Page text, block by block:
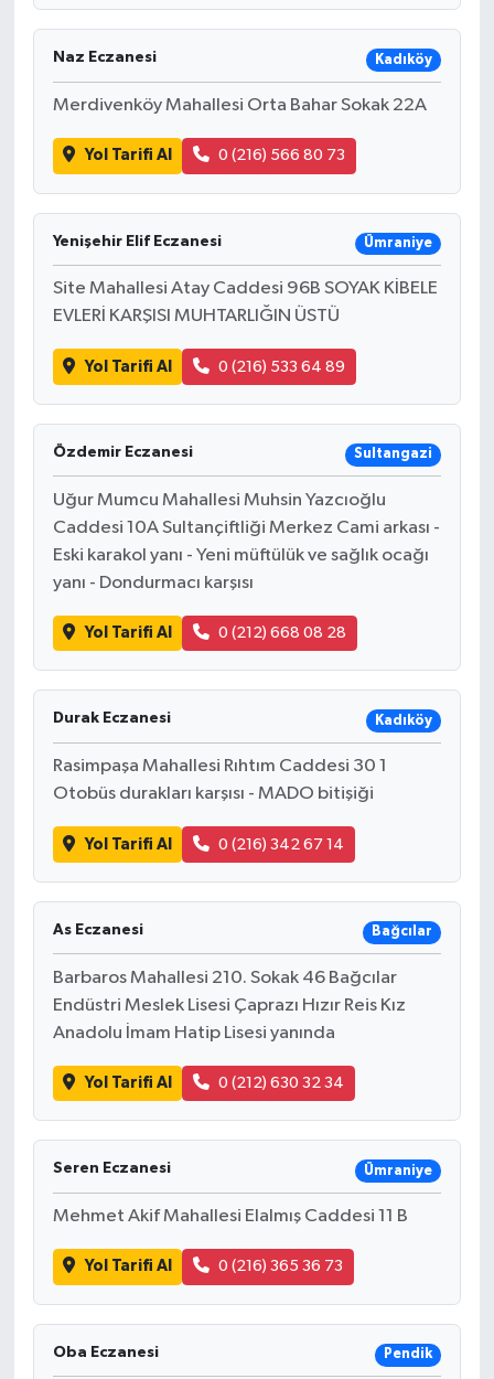
Naz Eczanesi Kadıköy
Merdivenköy Mahallesi Orta Bahar Sokak 22A
Yol Tarifi Al 0 (216) 566 80 73
Yenişehir Elif Eczanesi Ümraniye
Site Mahallesi Atay Caddesi 96B SOYAK KİBELE
EVLERİ KARŞISI MUHTARLIĞIN ÜSTÜ
Yol Tarifi Al 0 (216) 533 64 89
Özdemir Eczanesi Sultangazi
Uğur Mumcu Mahallesi Muhsin Yazcıoğlu
Caddesi 10A Sultançiftliği Merkez Cami arkası -
Eski karakol yanı - Yeni müftülük ve sağlık ocağı
yanı - Dondurmacı karşısı
Yol Tarifi Al 0 (212) 668 08 28
Durak Eczanesi Kadıköy
Rasimpaşa Mahallesi Rıhtım Caddesi 30 1
Otobüs durakları karşısı - MADO bitişiği
Yol Tarifi Al 0 (216) 342 67 14
As Eczanesi Bağcılar
Barbaros Mahallesi 210. Sokak 46 Bağcılar
Endüstri Meslek Lisesi Çaprazı Hızır Reis Kız
Anadolu İmam Hatip Lisesi yanında
Yol Tarifi Al 0 (212) 630 32 34
Seren Eczanesi Ümraniye
Mehmet Akif Mahallesi Elalmış Caddesi 11 B
Yol Tarifi Al 0 (216) 365 36 73
Oba Eczanesi Pendik